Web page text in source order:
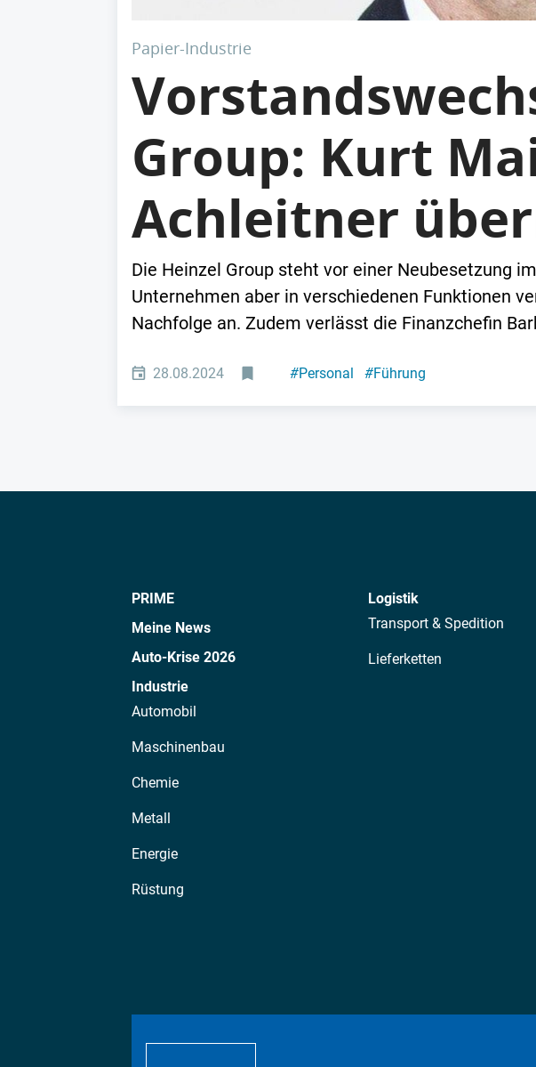
Papier-Industrie
Group: Kurt
Achleitner
Die Heinzel Group steht vor einer Neubesetzung
Unternehmen aber in verschiedenen Funktionen
Nachfolge an. Zudem verlässt die Finanzchefin
28.08.2024 #Personal #Führung
PRIME
Meine News
Auto-Krise 2026
Industrie
Automobil
Maschinenbau
Chemie
Metall
Energie
Rüstung
Logistik
Transport & Spedition
Lieferketten